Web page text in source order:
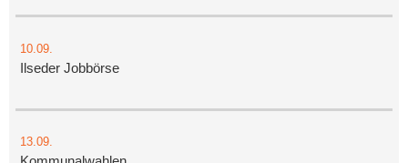
10.09.
Ilseder Jobbörse
13.09.